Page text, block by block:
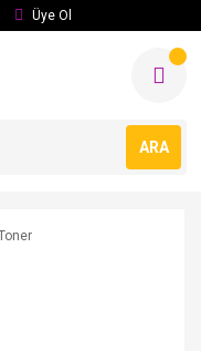
Üye Ol
ARA